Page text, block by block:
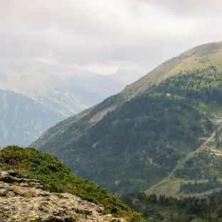
cima e para baixo do teclado ou tocando